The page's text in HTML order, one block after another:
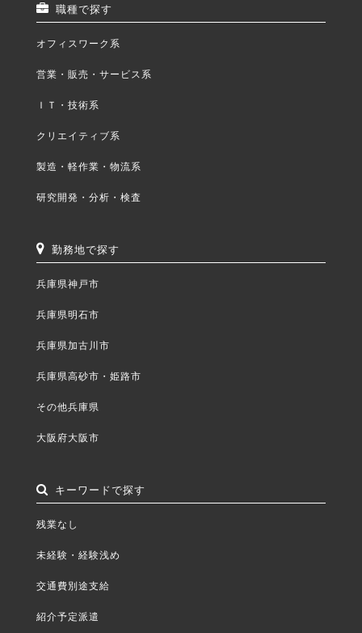
職種で探す
オフィスワーク系
営業・販売・サービス系
ＩＴ・技術系
クリエイティブ系
製造・軽作業・物流系
研究開発・分析・検査
勤務地で探す
兵庫県神戸市
兵庫県明石市
兵庫県加古川市
兵庫県高砂市・姫路市
その他兵庫県
大阪府大阪市
キーワードで探す
残業なし
未経験・経験浅め
交通費別途支給
紹介予定派遣